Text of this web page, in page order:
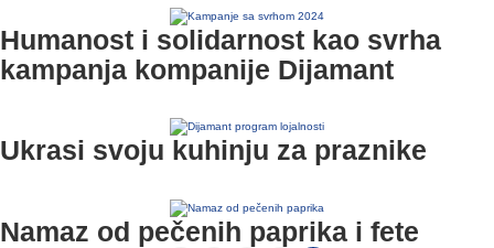
Humanost i solidarnost kao svrha
kampanja kompanije Dijamant
Ukrasi svoju kuhinju za praznike
Namaz od pečenih paprika i fete